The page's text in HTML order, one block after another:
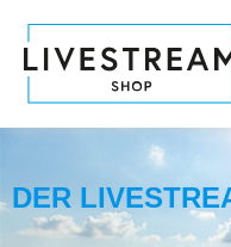
DER